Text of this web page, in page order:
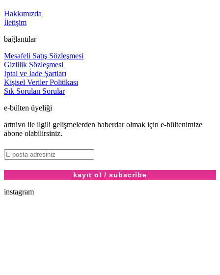
Hakkımızda
İletişim
bağlantılar
Mesafeli Satış Sözleşmesi
Gizlilik Sözleşmesi
İptal ve İade Şartları
Kişisel Veriler Politikası
Sık Sorulan Sorular
e-bülten üyeliği
artnivo ile ilgili gelişmelerden haberdar olmak için e-bültenimize
abone olabilirsiniz.
instagram